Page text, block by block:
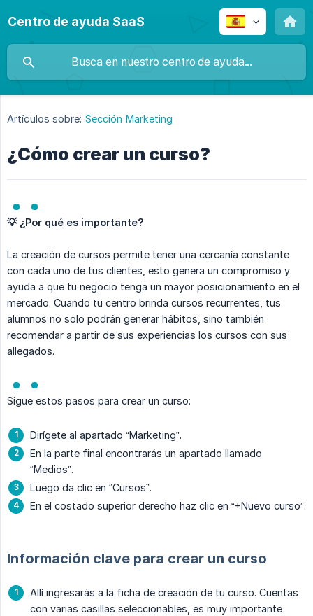
Centro de ayuda SaaS
Artículos sobre: Sección Marketing
¿Cómo crear un curso?
💡 ¿Por qué es importante?
La creación de cursos permite tener una cercanía constante
con cada uno de tus clientes, esto genera un compromiso y
ayuda a que tu negocio tenga un mayor posicionamiento en el
mercado. Cuando tu centro brinda cursos recurrentes, tus
alumnos no solo podrán generar hábitos, sino también
recomendar a partir de sus experiencias los cursos con sus
allegados.
Sigue estos pasos para crear un curso:
Dirígete al apartado “Marketing”.
En la parte final encontrarás un apartado llamado
“Medios”.
Luego da clic en “Cursos”.
En el costado superior derecho haz clic en “+Nuevo curso”.
Información clave para crear un curso
Allí ingresarás a la ficha de creación de tu curso. Cuentas
con varias casillas seleccionables, es muy importante